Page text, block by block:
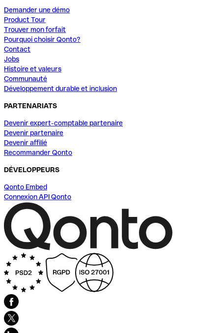
Demander une démo
Product Tour
Trouver mon forfait
Pourquoi choisir Qonto?
Contact
Jobs
Histoire et valeurs
Communauté
Développement durable et inclusion
PARTENARIATS
Devenir expert-comptable partenaire
Devenir partenaire
Devenir affilié
Recommander Qonto
DÉVELOPPEURS
Qonto Embed
Connexion API Qonto